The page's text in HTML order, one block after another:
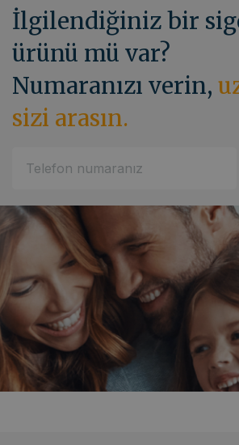
İlgilendiğiniz bir
ürünü mü var?
Numaranızı verin,
sizi arasın.